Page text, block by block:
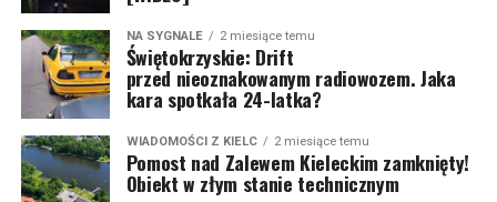
NA SYGNALE 2 miesiące temu
Świętokrzyskie: Drift
przed nieoznakowanym radiowozem. Jaka
kara spotkała 24-latka?
WIADOMOŚCI Z KIELC 2 miesiące temu
Pomost nad Zalewem Kieleckim zamknięty!
Obiekt w złym stanie technicznym